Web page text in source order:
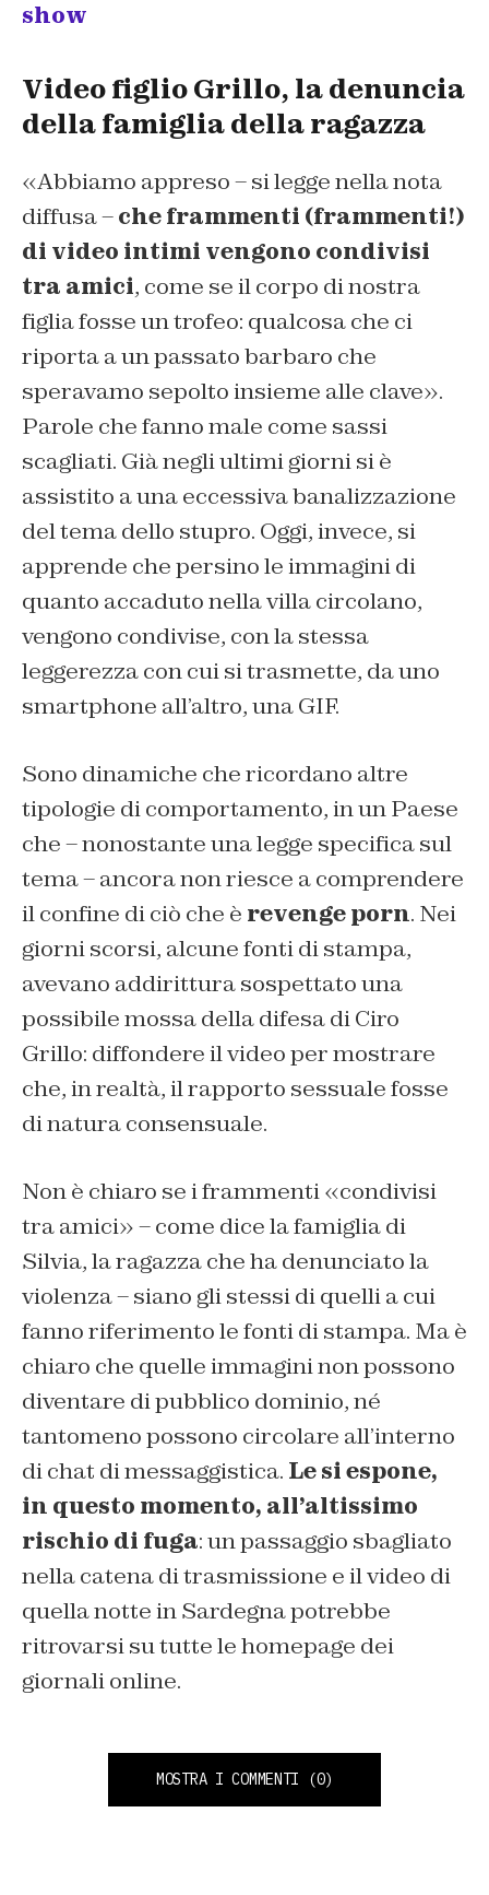
show
Video figlio Grillo, la denuncia
della famiglia della ragazza
«Abbiamo appreso – si legge nella nota
diffusa –che frammenti (frammenti!)
di video intimi vengono condivisi
tra amici, come se il corpo di nostra
figlia fosse un trofeo: qualcosa che ci
riporta a un passato barbaro che
speravamo sepolto insieme alle clave».
Parole che fanno male come sassi
scagliati. Già negli ultimi giorni si è
assistito a una eccessiva banalizzazione
del tema dello stupro. Oggi, invece, si
apprende che persino le immagini di
quanto accaduto nella villa circolano,
vengono condivise, con la stessa
leggerezza con cui si trasmette, da uno
smartphone all’altro, una GIF.
Sono dinamiche che ricordano altre
tipologie di comportamento, in un Paese
che – nonostante una legge specifica sul
tema – ancora non riesce a comprendere
il confine di ciò che è revenge porn. Nei
giorni scorsi, alcune fonti di stampa,
avevano addirittura sospettato una
possibile mossa della difesa di Ciro
Grillo: diffondere il video per mostrare
che, in realtà, il rapporto sessuale fosse
di natura consensuale.
Non è chiaro se i frammenti «condivisi
tra amici» – come dice la famiglia di
Silvia, la ragazza che ha denunciato la
violenza – siano gli stessi di quelli a cui
fanno riferimento le fonti di stampa. Ma è
chiaro che quelle immagini non possono
diventare di pubblico dominio, né
tantomeno possono circolare all’interno
di chat di messaggistica. Le si espone,
in questo momento, all’altissimo
rischio di fuga: un passaggio sbagliato
nella catena di trasmissione e il video di
quella notte in Sardegna potrebbe
ritrovarsi su tutte le homepage dei
giornali online.
MOSTRA I COMMENTI (0)